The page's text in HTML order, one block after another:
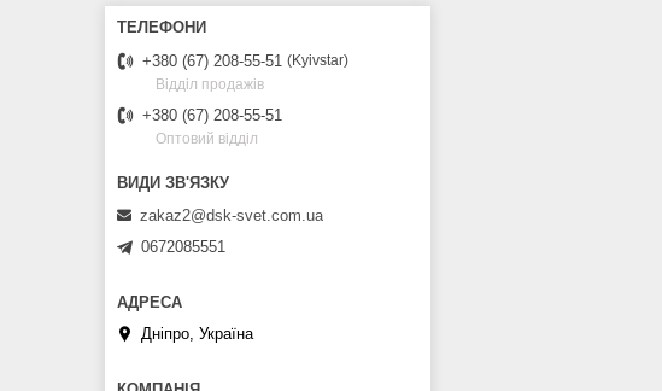
+380 (67) 208-55-51
Kyivstar
Відділ продажів
+380 (67) 208-55-51
Оптовий відділ
zakaz2@dsk-svet.com.ua
0672085551
Дніпро, Україна